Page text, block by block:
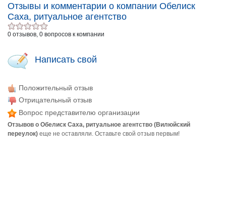
Отзывы и комментарии о компании Обелиск
Саха, ритуальное агентство
0 отзывов, 0 вопросов к компании
Написать свой
Положительный отзыв
Отрицательный отзыв
Вопрос представителю организации
Отзывов о Обелиск Саха, ритуальное агентство (Вилюйский
переулок) еще не оставляли. Оставьте свой отзыв первым!